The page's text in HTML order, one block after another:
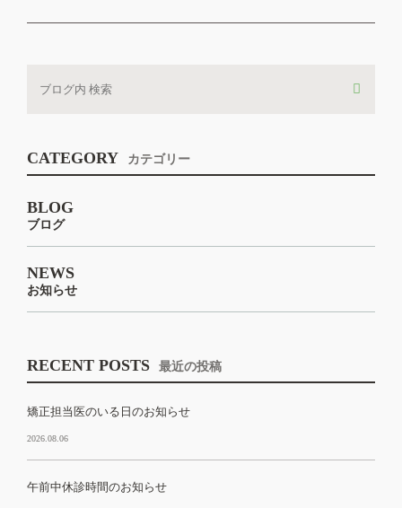
CATEGORY カテゴリー
BLOG
ブログ
NEWS
お知らせ
RECENT POSTS 最近の投稿
矯正担当医のいる日のお知らせ
2026.08.06
午前中休診時間のお知らせ